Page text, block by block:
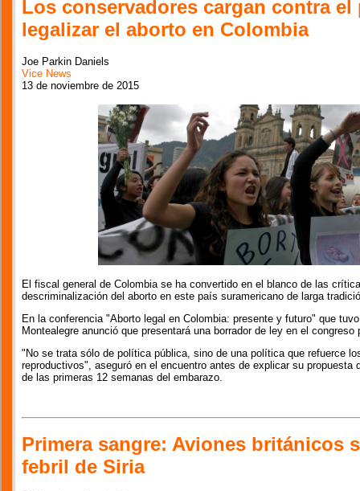
Los conservadores cargan contra el
legalizar el aborto en Colombia
Joe Parkin Daniels
Vice News
13 de noviembre de 2015
El fiscal general de Colombia se ha convertido en el blanco de las
descriminalización del aborto en este país suramericano de larga
En la conferencia "Aborto legal en Colombia: presente y futuro" que
Montealegre anunció que presentará una borrador de ley en el congreso
"No se trata sólo de política pública, sino de una política que refuerce
reproductivos", aseguró en el encuentro antes de explicar su propuesta
de las primeras 12 semanas del embarazo.
Primera sangre: Aviones británicos
febril de Siria